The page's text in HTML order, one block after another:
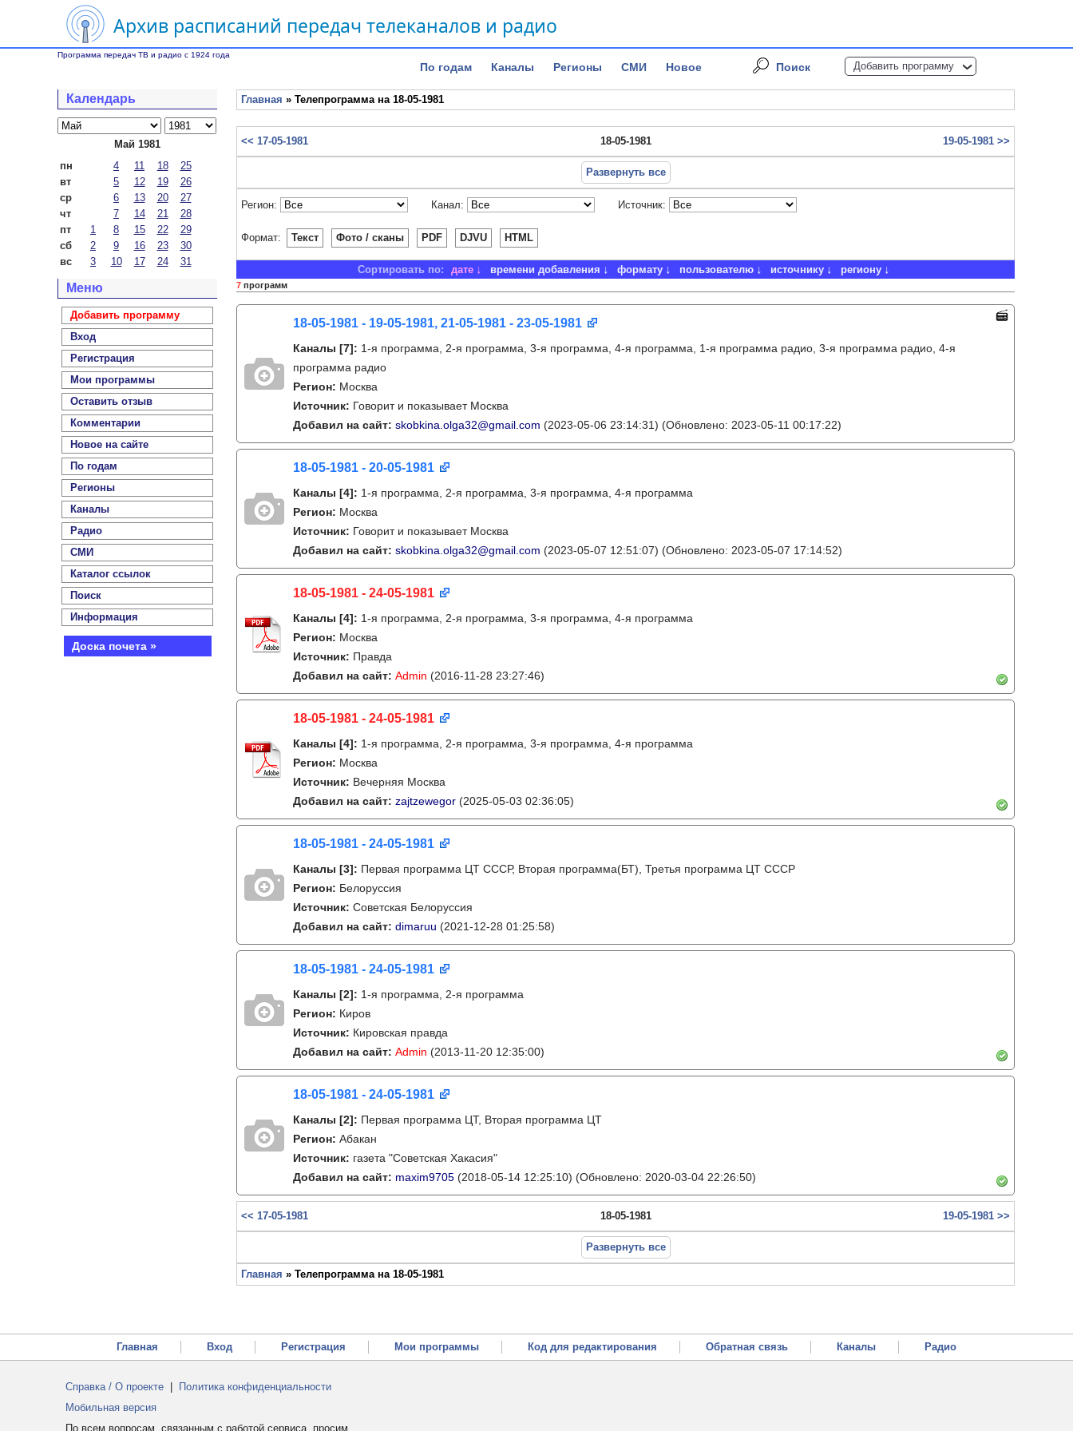
Архив расписаний передач телеканалов и радио
Программа передач ТВ и радио с 1924 года
По годам Каналы Регионы СМИ Новое Поиск Добавить программу
Календарь
Май 1981
пн
4 11 18
25
вт
5 12 19
26
ср
6 13 20
27
чт
7 14 21
28
пт
1 8 15 22
29
сб
2 9 16 23
30
вс
3 10 17 24 31
Меню
Добавить программу
Вход
Регистрация
Мои программы
Оставить отзыв
Комментарии
Новое на сайте
По годам
Регионы
Каналы
Радио
СМИ
Каталог ссылок
Поиск
Информация
Доска почета »
Главная » Телепрограмма на 18-05-1981
<< 17-05-1981 18-05-1981 19-05-1981 >>
Развернуть все
Регион: Канал: Источник:
Формат: Текст Фото / сканы PDF DJVU HTML
Сортировать по: дате времени добавления формату пользователю источнику региону
7 программ
18-05-1981 - 19-05-1981, 21-05-1981 - 23-05-1981
Каналы [7]: 1-я программа, 2-я программа, 3-я программа, 4-я программа, 1-я программа радио, 3-я программа радио, 4-я
программа радио
Регион: Москва
Источник: Говорит и показывает Москва
Добавил на сайт: skobkina.olga32@gmail.com (2023-05-06 23:14:31) (Обновлено: 2023-05-11 00:17:22)
18-05-1981 - 20-05-1981
Каналы [4]: 1-я программа, 2-я программа, 3-я программа, 4-я программа
Регион: Москва
Источник: Говорит и показывает Москва
Добавил на сайт: skobkina.olga32@gmail.com (2023-05-07 12:51:07) (Обновлено: 2023-05-07 17:14:52)
18-05-1981 - 24-05-1981
Каналы [4]: 1-я программа, 2-я программа, 3-я программа, 4-я программа
Регион: Москва
Источник: Правда
Добавил на сайт: Admin (2016-11-28 23:27:46)
18-05-1981 - 24-05-1981
Каналы [4]: 1-я программа, 2-я программа, 3-я программа, 4-я программа
Регион: Москва
Источник: Вечерняя Москва
Добавил на сайт: zajtzewegor (2025-05-03 02:36:05)
18-05-1981 - 24-05-1981
Каналы [3]: Первая программа ЦТ ССCР, Вторая программа(БТ), Третья программа ЦТ ССCР
Регион: Белоруссия
Источник: Советская Белоруссия
Добавил на сайт: dimaruu (2021-12-28 01:25:58)
18-05-1981 - 24-05-1981
Каналы [2]: 1-я программа, 2-я программа
Регион: Киров
Источник: Кировская правда
Добавил на сайт: Admin (2013-11-20 12:35:00)
18-05-1981 - 24-05-1981
Каналы [2]: Первая программа ЦТ, Вторая программа ЦТ
Регион: Абакан
Источник: газета "Советская Хакасия"
Добавил на сайт: maxim9705 (2018-05-14 12:25:10) (Обновлено: 2020-03-04 22:26:50)
<< 17-05-1981 18-05-1981 19-05-1981 >>
Развернуть все
Главная » Телепрограмма на 18-05-1981
Главная Вход Регистрация Мои программы Код для редактирования Обратная связь Каналы Радио
Справка / О проекте
Политика конфиденциальности
Мобильная версия
По всем вопросам, связанным с работой сервиса, просим